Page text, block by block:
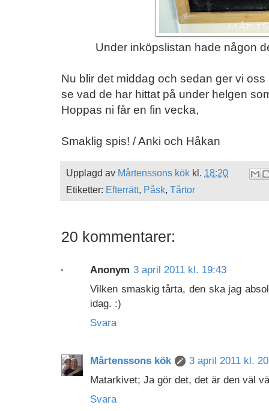
Under inköpslistan hade någon
Nu blir det middag och sedan ger vi
se vad de har hittat på under helgen
Hoppas ni får en fin vecka,
Smaklig spis! / Anki och Håkan
Upplagd av Mårtenssons kök kl. 18:20
Etiketter: Efterrätt, Påsk, Tårtor
20 kommentarer:
Anonym 3 april 2011 kl. 19:43
Vilken smaskig tårta, den ska jag
idag. :)
Svara
Mårtenssons kök
3 april 2011 kl.
Matarkivet; Ja gör det, det är den väl
Svara